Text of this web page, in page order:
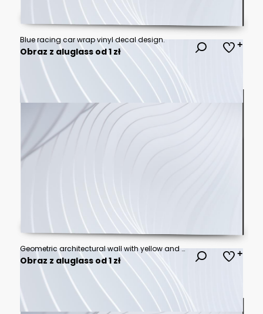
Blue racing car wrap vinyl decal design.
Obraz z aluglass od 1 zł
Geometric architectural wall with yellow and green shapes.
Obraz z aluglass od 1 zł